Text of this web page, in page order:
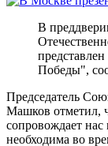
В
Победы",
Председатель
Машков отметил,
сопровождает
необходима во